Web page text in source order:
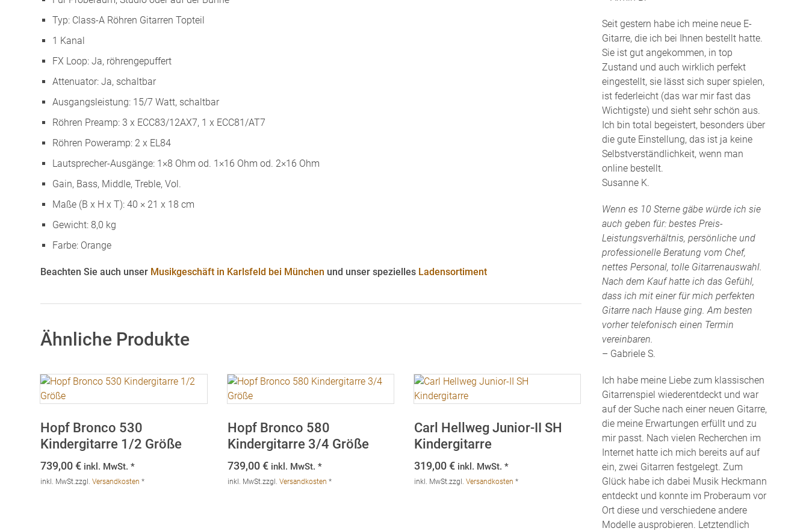
Typ: Class-A Röhren Gitarren Topteil
1 Kanal
FX Loop: Ja, röhrengepuffert
Attenuator: Ja, schaltbar
Ausgangsleistung: 15/7 Watt, schaltbar
Röhren Preamp: 3 x ECC83/12AX7, 1 x ECC81/AT7
Röhren Poweramp: 2 x EL84
Lautsprecher-Ausgänge: 1×8 Ohm od. 1×16 Ohm od. 2×16 Ohm
Gain, Bass, Middle, Treble, Vol.
Maße (B x H x T): 40 × 21 x 18 cm
Gewicht: 8,0 kg
Farbe: Orange
Beachten Sie auch unser Musikgeschäft in Karlsfeld bei München und unser spezielles Ladensortiment
Ähnliche Produkte
Hopf Bronco 530
Kindergitarre 1/2 Größe
739,00€ inkl. MwSt. *
inkl. MwSt.zzgl.Versandkosten *
Hopf Bronco 580
Kindergitarre 3/4 Größe
739,00€ inkl. MwSt. *
inkl. MwSt.zzgl. Versandkosten *
Carl Hellweg Junior-II SH
Kindergitarre
319,00€ inkl. MwSt. *
inkl. MwSt.zzgl.Versandkosten *
Seit gestern habe ich meine neue E-
Gitarre, die ich bei Ihnen bestellt hatte.
Sie ist gut angekommen, in top
Zustand und auch wirklich perfekt
eingestellt, sie lässt sich super spielen,
ist federleicht (das war mir fast das
Wichtigste) und sieht sehr schön aus.
Ich bin total begeistert, besonders über
die gute Einstellung, das ist ja keine
Selbstverständlichkeit, wenn man
online bestellt.
Susanne K.
Wenn es 10 Sterne gäbe würde ich sie
auch geben für: bestes Preis-
Leistungsverhältnis, persönliche und
professionelle Beratung vom Chef,
nettes Personal, tolle Gitarrenauswahl.
Nach dem Kauf hatte ich das Gefühl,
dass ich mit einer für mich perfekten
Gitarre nach Hause ging. Am besten
vorher telefonisch einen Termin
vereinbaren.
– Gabriele S.
Ich habe meine Liebe zum klassischen
Gitarrenspiel wiederentdeckt und war
auf der Suche nach einer neuen Gitarre,
die meine Erwartungen erfüllt und zu
mir passt. Nach vielen Recherchen im
Internet hatte ich mich bereits auf auf
ein, zwei Gitarren festgelegt. Zum
Glück habe ich dabei Musik Heckmann
entdeckt und konnte im Proberaum vor
Ort diese und verschiedene andere
Modelle ausprobieren. Letztendlich